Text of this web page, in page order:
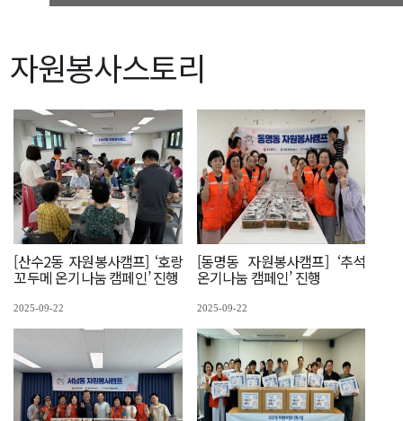
자원봉사스토리
[산수2동 자원봉사캠프] ‘호랑
꼬두메 온기나눔 캠페인’ 진행
2025-09-22
[동명동 자원봉사캠프] ‘추석
온기나눔 캠페인’ 진행
2025-09-22